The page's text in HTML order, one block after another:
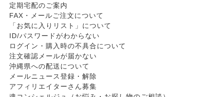
定期宅配のご案内
FAX・メールご注文について
「お気に入りリスト」について
ID/パスワードがわからない
ログイン・購入時の不具合について
注文確認メールが届かない
沖縄県への配送について
メールニュース登録・解除
アフィリエイターさん募集